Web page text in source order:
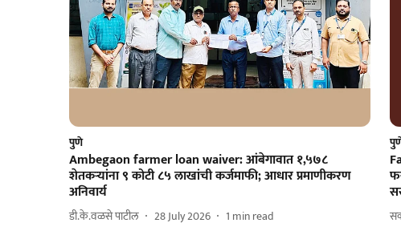
पुणे
Ambegaon farmer loan waiver: आंबेगावात १,५७८
शेतकऱ्यांना ९ कोटी ८५ लाखांची कर्जमाफी; आधार प्रमाणीकरण
अनिवार्य
डी.के.वळसे पाटील 28 July 2026 1 min read